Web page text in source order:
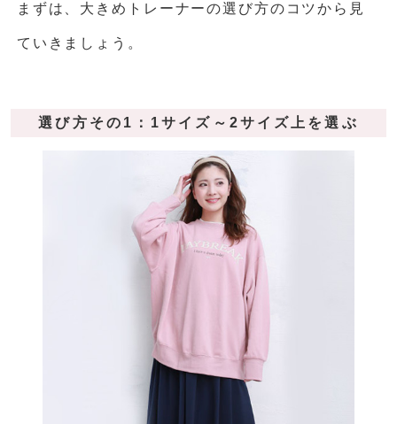
まずは、大きめトレーナーの選び方のコツから見
ていきましょう。
選び方その1：1サイズ～2サイズ上を選ぶ